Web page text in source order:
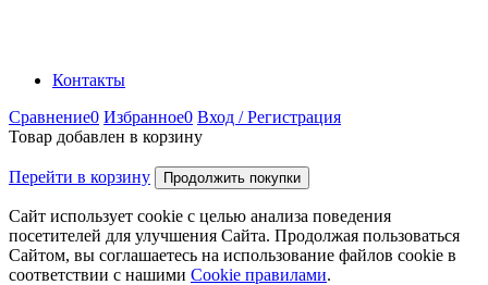
Контакты
Сравнение0 Избранное0 Вход / Регистрация
Товар добавлен в корзину
Перейти в корзину Продолжить покупки
Сайт использует cookie с целью анализа поведения
посетителей для улучшения Сайта. Продолжая пользоваться
Сайтом, вы соглашаетесь на использование файлов cookie в
соответствии с нашими Cookiе правилами.